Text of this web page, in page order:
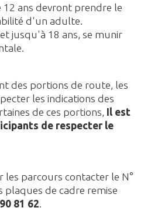
12 ans devront prendre le
d'un adulte.
jusqu'à 18 ans, se munir
des portions de route, les
les indications des
de ces portions, Il est
de respecter le
les parcours contacter le N°
plaques de cadre remise
81 62.